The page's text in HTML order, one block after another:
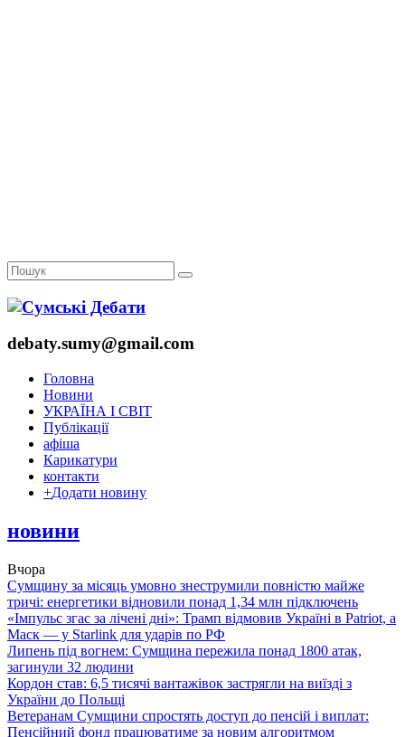
debaty.sumy@gmail.com
Головна
Новини
УКРАЇНА І СВІТ
Публікації
афіша
Карикатури
контакти
+Додати новину
новини
Вчора
Сумщину за місяць умовно знеструмили повністю майже
тричі: енергетики відновили понад 1,34 млн підключень
«Імпульс згас за лічені дні»: Трамп відмовив Україні в Patriot, а
Маск — у Starlink для ударів по РФ
Липень під вогнем: Сумщина пережила понад 1800 атак,
загинули 32 людини
Кордон став: 6,5 тисячі вантажівок застрягли на виїзді з
України до Польщі
Ветеранам Сумщини спростять доступ до пенсій і виплат:
Пенсійний фонд працюватиме за новим алгоритмом